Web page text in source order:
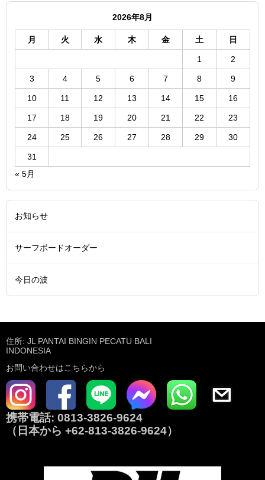
2026年8月
月 火 水 木 金 土 日
1 2
3 4 5 6 7 8 9
10 11 12 13 14 15 16
17 18 19 20 21 22 23
24 25 26 27 28 29 30
31
« 5月
お知らせ
サーフボードオーダー
今日の波
住所: JL PANTAI BINGIN PECATU BALI
INDONESIA
お問い合わせはこちらから
携帯電話: 0813-3826-9624
（日本から +62-813-3826-9624）